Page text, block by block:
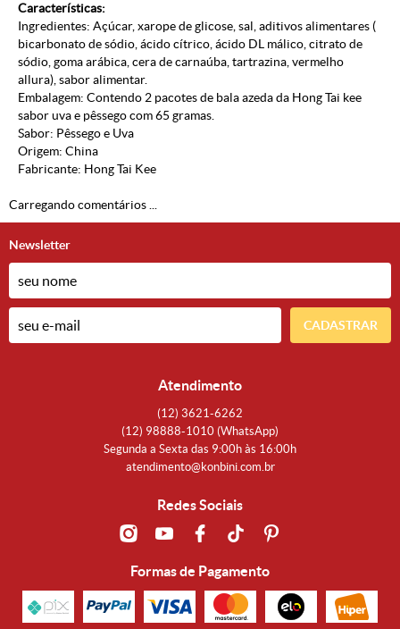
Características:
Ingredientes: Açúcar, xarope de glicose, sal, aditivos alimentares (
bicarbonato de sódio, ácido cítrico, ácido DL málico, citrato de
sódio, goma arábica, cera de carnaúba, tartrazina, vermelho
allura), sabor alimentar.
Embalagem: Contendo 2 pacotes de bala azeda da Hong Tai kee
sabor uva e pêssego com 65 gramas.
Sabor: Pêssego e Uva
Origem: China
Fabricante: Hong Tai Kee
Carregando comentários ...
Newsletter
CADASTRAR
Atendimento
(12) 3621-6262
(12) 98888-1010 (WhatsApp)
Segunda a Sexta das 9:00h às 16:00h
atendimento@konbini.com.br
Redes Sociais
Formas de Pagamento